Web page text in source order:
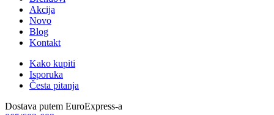
Akcija
Novo
Blog
Kontakt
Kako kupiti
Isporuka
Česta pitanja
Dostava putem EuroExpress-a